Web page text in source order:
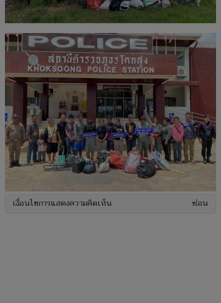
เงื่อนไขการแสดงความคิดเห็น ซ่อน